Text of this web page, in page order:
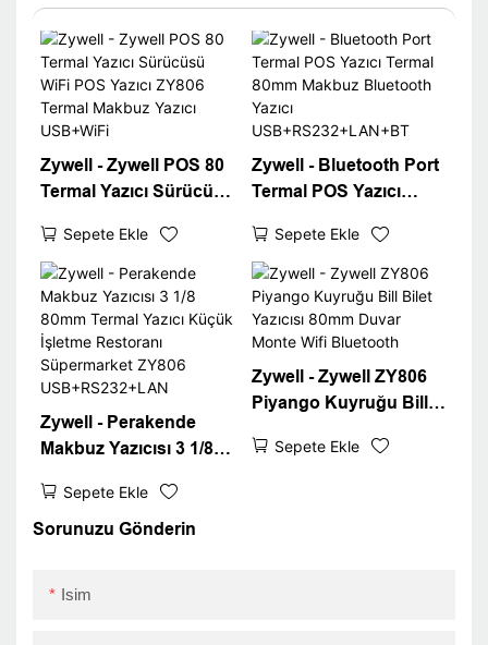
Zywell - Zywell POS 80
Termal Yazıcı Sürücüsü
Termal Makbuz Yazıcı
USB+WiFi
Sepete Ekle
Zywell - Bluetooth Port
Termal POS Yazıcı
Bluetooth Yazıcı
USB+RS232+LAN+BT
Sepete Ekle
Zywell - Perakende
Makbuz Yazıcısı 3 1/8
Küçük İşletme
Restoranı Süpermarket
Sepete Ekle
Zywell - Zywell ZY806
Piyango Kuyruğu Bill
Duvar Monte Wifi
Sepete Ekle
Sorunuzu Gönderin
Isim